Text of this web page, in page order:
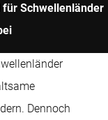
für Schwellenländer
Dennoch